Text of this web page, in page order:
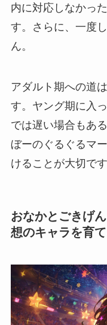
内に対応しなかっ
す。さらに、一度
ん。
アダルト期への道
す。ヤング期に入
では遅い場合もあ
ぼーのぐるぐるマ
けることが大切です
おなかとごきげ
想のキャラを育